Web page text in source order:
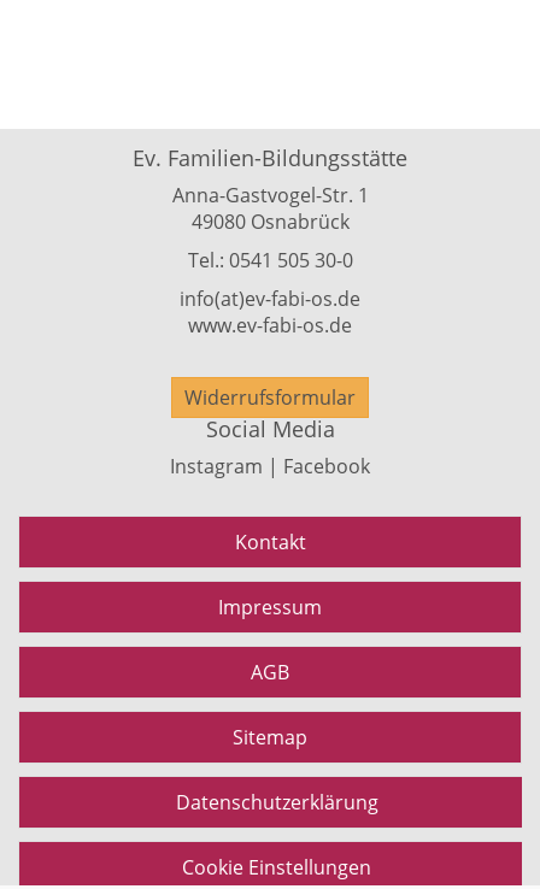
Ev. Familien-Bildungsstätte
Anna-Gastvogel-Str. 1
49080 Osnabrück
Tel.: 0541 505 30-0
info(at)ev-fabi-os.de
www.ev-fabi-os.de
Widerrufsformular
Social Media
Instagram | Facebook
Kontakt
Impressum
AGB
Sitemap
Datenschutzerklärung
Cookie Einstellungen